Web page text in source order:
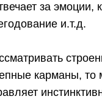
за
и.т.д.
карманы, то